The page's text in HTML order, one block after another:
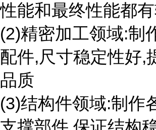
性能和最终性能都
(2)精密加工领域:制
配件,尺寸稳定性好,
品质
(3)结构件领域:制作